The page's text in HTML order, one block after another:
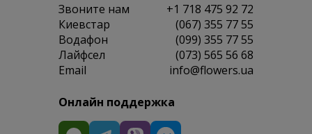
Звоните нам
+1 718 475 92 72
Киевстар
(067) 355 77 55
Водафон
(099) 355 77 55
Лайфсел
(073) 565 56 68
Email
info@flowers.ua
Онлайн поддержка